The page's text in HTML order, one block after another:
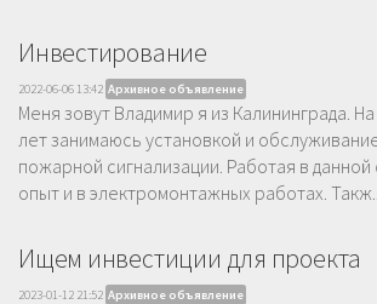
Инвестирование
2022-06-06 13:42 Архивное объявление
Меня зовут Владимир я из Калининграда.
лет занимаюсь установкой и
пожарной сигнализации. Работая в
опыт и в электромонтажных работах. Такж...
Ищем инвестиции для проекта
2023-01-12 21:52 Архивное объявление